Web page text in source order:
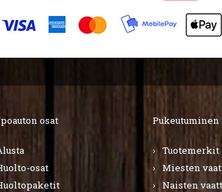
osat
osat
Pukeutuminen
Tuotemerkit
Miesten
Naisten